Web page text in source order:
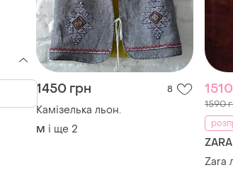
1450 грн 8
Камізелька льон.
M і ще 2
1590
ZARA
Zara